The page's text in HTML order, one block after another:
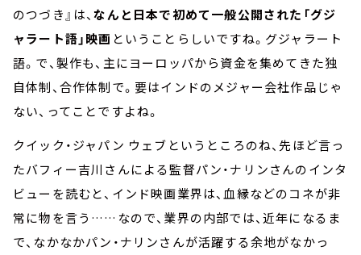
のつづき』は、なんと日本で初めて一般公開された「グジ
ャラート語」映画 ということらしいですね。グジャラート
語。で、製作も、主にヨーロッパから資金を集めてきた独
自体制、合作体制で。要はインドのメジャー会社作品じゃ
ない、ってことですよね。
クイック・ジャパン ウェブというところのね、先ほど言っ
たバフィー吉川さんによる監督パン・ナリンさんのインタ
ビューを読むと、インド映画業界は、血縁などのコネが非
常に物を言う……なので、業界の内部では、近年になるま
で、なかなかパン・ナリンさんが活躍する余地がなかっ